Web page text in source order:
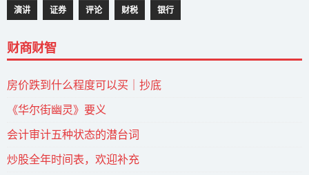
演讲 证券 评论 财税 银行
财商财智
房价跌到什么程度可以买｜抄底
《华尔街幽灵》要义
会计审计五种状态的潜台词
炒股全年时间表，欢迎补充